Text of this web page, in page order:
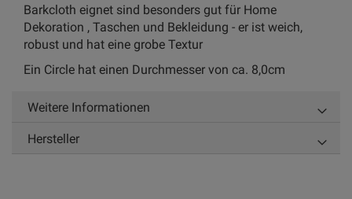
Barkcloth eignet sind besonders gut für Home
Dekoration , Taschen und Bekleidung - er ist weich,
robust und hat eine grobe Textur
Ein Circle hat einen Durchmesser von ca. 8,0cm
Weitere Informationen
Hersteller